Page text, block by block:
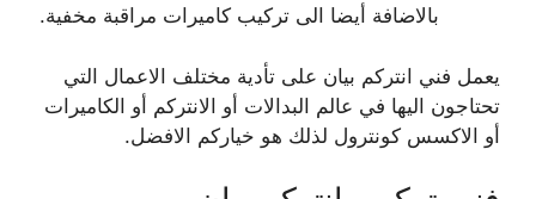
بالاضافة أيضا الى تركيب كاميرات مراقبة مخفية.
يعمل فني انتركم بيان على تأدية مختلف الاعمال التي
تحتاجون اليها في عالم البدالات أو الانتركم أو الكاميرات
أو الاكسس كونترول لذلك هو خياركم الافضل.